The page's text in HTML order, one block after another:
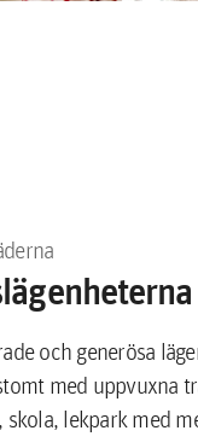
och generösa
med uppvuxna
lekpark med